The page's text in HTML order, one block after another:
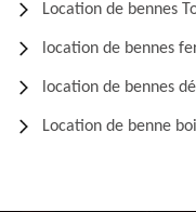
Location de bennes
location de bennes
location de bennes
Location de benne